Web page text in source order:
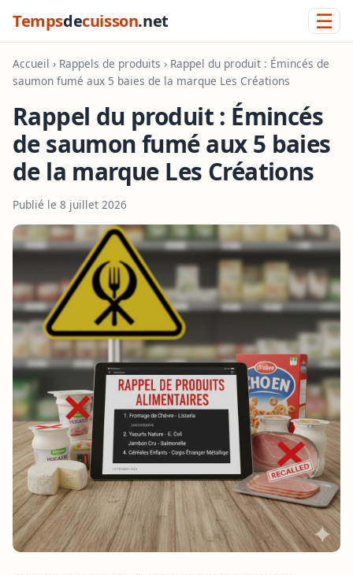
Tempsdecuisson.net ☰
Accueil › Rappels de produits › Rappel du produit : Émincés de
saumon fumé aux 5 baies de la marque Les Créations
Rappel du produit : Émincés
de saumon fumé aux 5 baies
de la marque Les Créations
Publié le 8 juillet 2026